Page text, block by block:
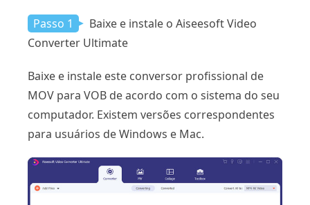
Passo 1
Baixe e instale o Aiseesoft Video
Converter Ultimate
Baixe e instale este conversor profissional de
MOV para VOB de acordo com o sistema do seu
computador. Existem versões correspondentes
para usuários de Windows e Mac.